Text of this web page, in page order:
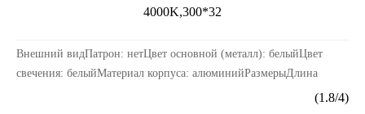
4000K,300*32
Внешний видПатрон: нетЦвет основной (металл): белыйЦвет
свечения: белыйМатериал корпуса: алюминийРазмерыДлина
(1.8/4)